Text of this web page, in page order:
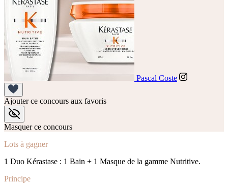
Pascal Coste
Ajouter ce concours aux favoris
Masquer ce concours
Lots à gagner
1 Duo Kérastase : 1 Bain + 1 Masque de la gamme Nutritive.
Principe